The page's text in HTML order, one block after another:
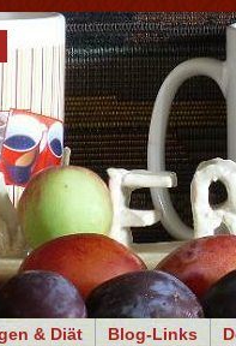
& Diät Blog-Links